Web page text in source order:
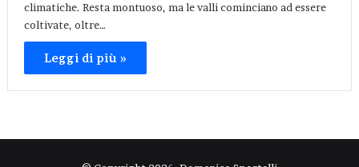
climatiche. Resta montuoso, ma le valli cominciano ad essere
coltivate, oltre…
Leggi di più »